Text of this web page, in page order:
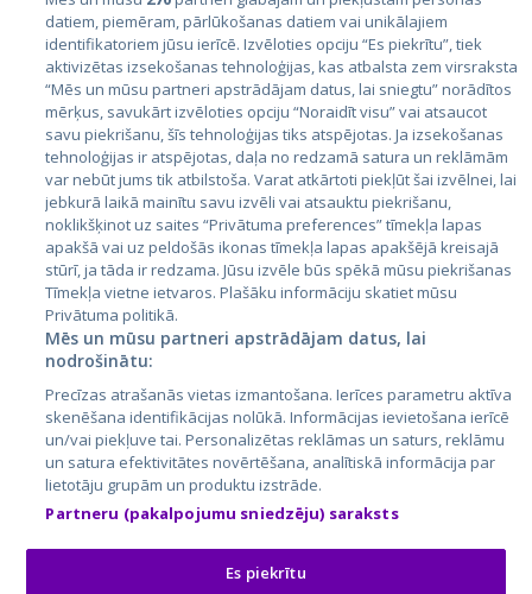
Страны
Эстония
Латвия
Литва
City24.lv
City24.ee
GetaPro.lv
GetaPro.ee
Skelbiu.lt
Autoplius.lt
Aruodas.lt
CVbankas.lt
Kainos.lt
Paslaugos.lt
auto24.ee
Osta.ee
KuldneBörs.ee
datiem, piemēram, pārlūkošanas datiem vai unikālajiem
identifikatoriem jūsu ierīcē. Izvēloties opciju “Es piekrītu”, tiek
aktivizētas izsekošanas tehnoloģijas, kas atbalsta zem virsraksta
“Mēs un mūsu partneri apstrādājam datus, lai sniegtu” norādītos
mērķus, savukārt izvēloties opciju “Noraidīt visu” vai atsaucot
savu piekrišanu, šīs tehnoloģijas tiks atspējotas. Ja izsekošanas
tehnoloģijas ir atspējotas, daļa no redzamā satura un reklāmām
var nebūt jums tik atbilstoša. Varat atkārtoti piekļūt šai izvēlnei, lai
jebkurā laikā mainītu savu izvēli vai atsauktu piekrišanu,
noklikšķinot uz saites “Privātuma preferences” tīmekļa lapas
apakšā vai uz peldošās ikonas tīmekļa lapas apakšējā kreisajā
stūrī, ja tāda ir redzama. Jūsu izvēle būs spēkā mūsu piekrišanas
Tīmekļa vietne ietvaros. Plašāku informāciju skatiet mūsu
Privātuma politikā.
Mēs un mūsu partneri apstrādājam datus, lai
nodrošinātu:
Precīzas atrašanās vietas izmantošana. Ierīces parametru aktīva
skenēšana identifikācijas nolūkā. Informācijas ievietošana ierīcē
un/vai piekļuve tai. Personalizētas reklāmas un saturs, reklāmu
un satura efektivitātes novērtēšana, analītiskā informācija par
lietotāju grupām un produktu izstrāde.
Partneru (pakalpojumu sniedzēju) saraksts
Es piekrītu